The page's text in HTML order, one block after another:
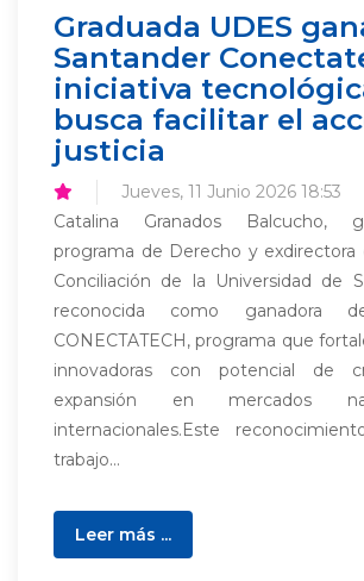
Graduada UDES
Santander
iniciativa
busca facilitar el
justicia
Jueves, 11 Junio 2026 18:53
Catalina Granados Balcucho,
programa de Derecho y exdirectora
Conciliación de la Universidad de
reconocida como ganadora
CONECTATECH, programa que
innovadoras con potencial de
expansión en mercados
internacionales.Este
trabajo...
Leer más ...